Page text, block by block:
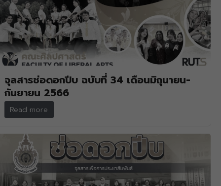
จุลสารช่อดอกปีบ ฉบับที่ 34 เดือนมิถุนายน-
กันยายน 2566
Read more